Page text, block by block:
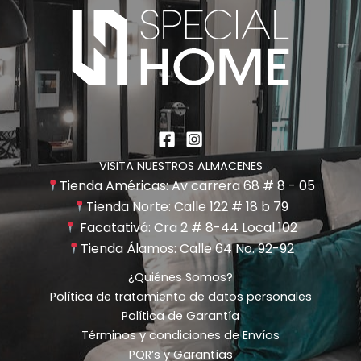
VISITA NUESTROS ALMACENES
Tienda Américas: Av carrera 68 # 8 - 05
Tienda Norte: Calle 122 # 18 b 79
Facatativá: Cra 2 # 8-44 Local 102
Tienda Álamos: Calle 64 No. 92-92
¿Quiénes Somos?
Política de tratamiento de datos personales
Política de Garantía
Términos y condiciones de Envíos
PQR’s y Garantías